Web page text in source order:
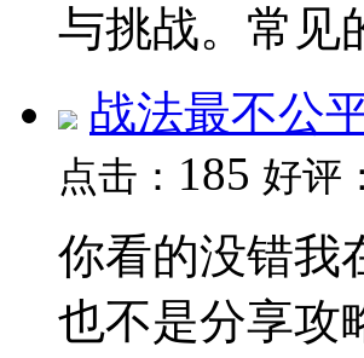
与挑战。常见
战法最不公
点击： 185 好评：
你看的没错我
也不是分享攻